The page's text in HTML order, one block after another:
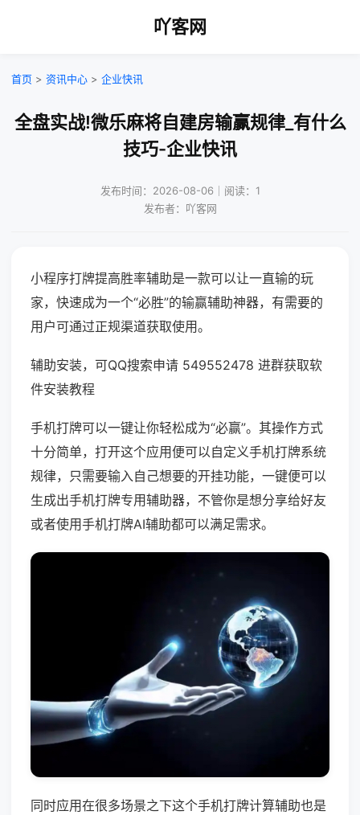
吖客网
首页 > 资讯中心 > 企业快讯
全盘实战!微乐麻将自建房输赢规律_有什么
技巧-企业快讯
发布时间：2026-08-06｜阅读：1
发布者：吖客网
小程序打牌提高胜率辅助是一款可以让一直输的玩
家，快速成为一个“必胜”的输赢辅助神器，有需要的
用户可通过正规渠道获取使用。
辅助安装，可QQ搜索申请 549552478 进群获取软
件安装教程
手机打牌可以一键让你轻松成为“必赢”。其操作方式
十分简单，打开这个应用便可以自定义手机打牌系统
规律，只需要输入自己想要的开挂功能，一键便可以
生成出手机打牌专用辅助器，不管你是想分享给好友
或者使用手机打牌AI辅助都可以满足需求。
同时应用在很多场景之下这个手机打牌计算辅助也是